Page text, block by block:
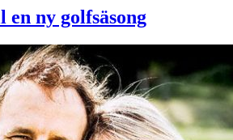
ny golfsäsong